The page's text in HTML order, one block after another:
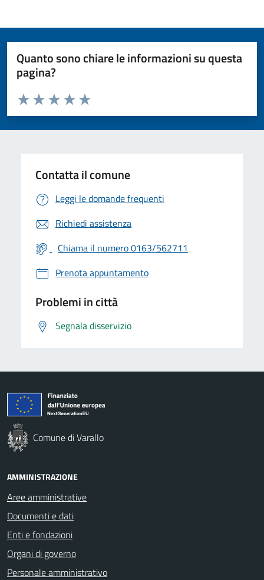
Quanto sono chiare le informazioni su questa
pagina?
Valuta da 1 a 5 stelle la pagina
Valuta 5 stelle su 5
Valuta 4 stelle su 5
Valuta 3 stelle su 5
Valuta 2 stelle su 5
Valuta 1 stelle su 5
Contatta il comune
Leggi le domande frequenti
Richiedi assistenza
Chiama il numero 0163/562711
Prenota appuntamento
Problemi in città
Segnala disservizio
Comune di Varallo
AMMINISTRAZIONE
Aree amministrative
Documenti e dati
Enti e fondazioni
Organi di governo
Personale amministrativo